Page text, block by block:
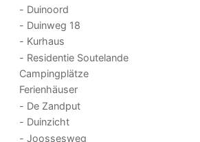
- Duinoord
- Duinweg 18
- Kurhaus
- Residentie Soutelande
Campingplätze
Ferienhäuser
- De Zandput
- Duinzicht
- Joossesweg